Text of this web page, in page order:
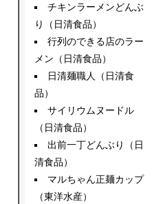
チキンラーメンどんぶ
り（日清食品）
行列のできる店のラー
メン（日清食品）
日清麺職人（日清食
品）
サイリウムヌードル
（日清食品）
出前一丁どんぶり（日
清食品）
マルちゃん正麺カップ
（東洋水産）